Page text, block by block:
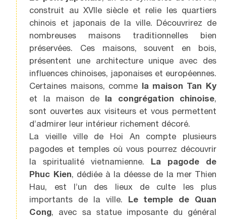
construit au XVIIe siècle et relie les quartiers
chinois et japonais de la ville. Découvrirez de
nombreuses maisons traditionnelles bien
préservées. Ces maisons, souvent en bois,
présentent une architecture unique avec des
influences chinoises, japonaises et européennes.
Certaines maisons, comme la maison Tan Ky
et la maison de la congrégation chinoise,
sont ouvertes aux visiteurs et vous permettent
d’admirer leur intérieur richement décoré.
La vieille ville de Hoi An compte plusieurs
pagodes et temples où vous pourrez découvrir
la spiritualité vietnamienne. La pagode de
Phuc Kien, dédiée à la déesse de la mer Thien
Hau, est l’un des lieux de culte les plus
importants de la ville. Le temple de Quan
Cong, avec sa statue imposante du général